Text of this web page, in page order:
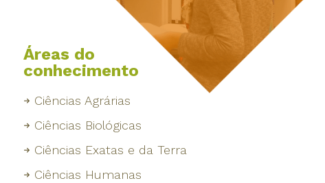
Áreas do
conhecimento
Ciências Agrárias
Ciências Biológicas
Ciências Exatas e da Terra
Ciências Humanas